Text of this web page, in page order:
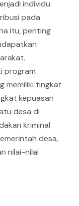
individu
pada
itu, penting
program
memiliki tingkat
kepuasan
desa di
kriminal
desa,
nilai-nilai